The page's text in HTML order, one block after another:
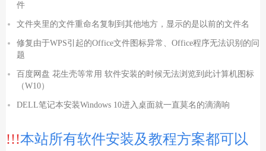
件
文件夹里的文件重命名复制到其他地方，显示的是以前的文件名
修复由于WPS引起的Office文件图标异常、Office程序无法识别的问
题
百度网盘 花生壳等常用 软件安装的时候无法浏览到此计算机图标
（W10）
DELL笔记本安装Windows 10进入桌面就一直莫名的滴滴响
!!!本站所有软件安装及教程方案都可以